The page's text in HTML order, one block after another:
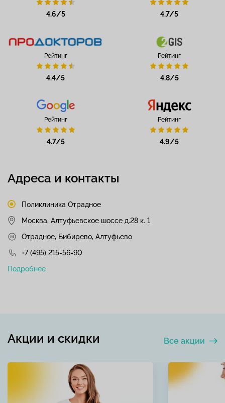
4.6/5 4.7/5
Рейтинг
4.4/5
Рейтинг
4.8/5
Рейтинг
4.7/5
Рейтинг
4.9/5
Адреса и контакты
Поликлиника Отрадное
Москва, Алтуфьевское шоссе д.28 к. 1
Отрадное, Бибирево, Алтуфьево
+7 (495) 215-56-90
Подробнее
Все акции
Акции и скидки